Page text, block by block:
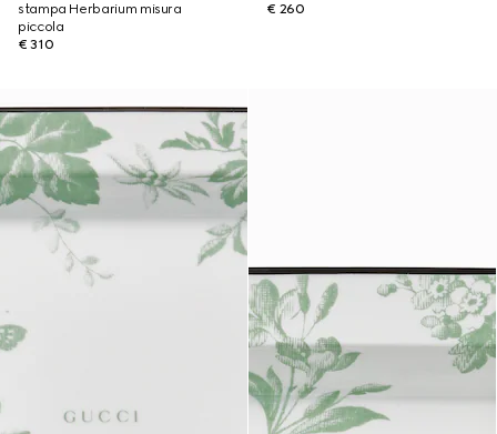
stampa Herbarium misura
piccola
€ 310
€ 260